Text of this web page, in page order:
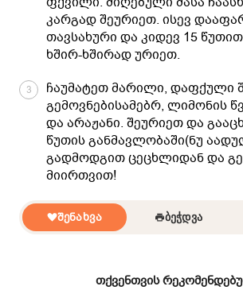
კარგად შეურიეთ. ისევ
თავსახური და კიდევ 15
ხშირ-ხშირად ურიეთ.
3
ჩაუმატეთ მარილი, დაფქული
გემოვნებისამებრ, ლიმონის
და არაჟანი. შეურიეთ და
წუთის განმავლობაში(ნუ
გადმოდგით ცეცხლიდან და
მიირთვით!
ᲨᲔᲜᲐᲮᲕᲐ ᲑᲔᲭᲓᲕᲐ
თქვენთვის